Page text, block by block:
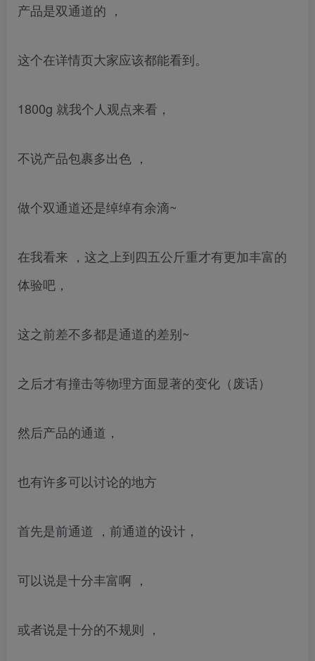
产品是双通道的 ，
这个在详情页大家应该都能看到。
1800g 就我个人观点来看，
不说产品包裹多出色 ，
做个双通道还是绰绰有余滴~
在我看来 ，这之上到四五公斤重才有更加丰富的
体验吧，
这之前差不多都是通道的差别~
之后才有撞击等物理方面显著的变化（废话）
然后产品的通道，
也有许多可以讨论的地方
首先是前通道 ，前通道的设计，
可以说是十分丰富啊 ，
或者说是十分的不规则 ，